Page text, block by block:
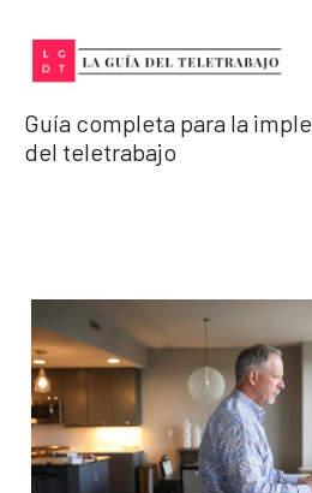
contenido
Guía completa para la
del teletrabajo